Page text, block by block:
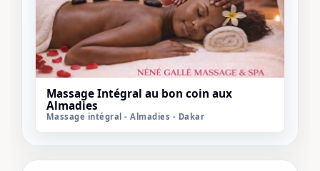
Massage intégral - Almadies - Dakar
Massage Intégral au bon coin aux
Almadies